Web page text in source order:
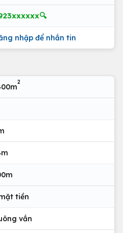
nhập để nhắn tin
2
tiền
vắn